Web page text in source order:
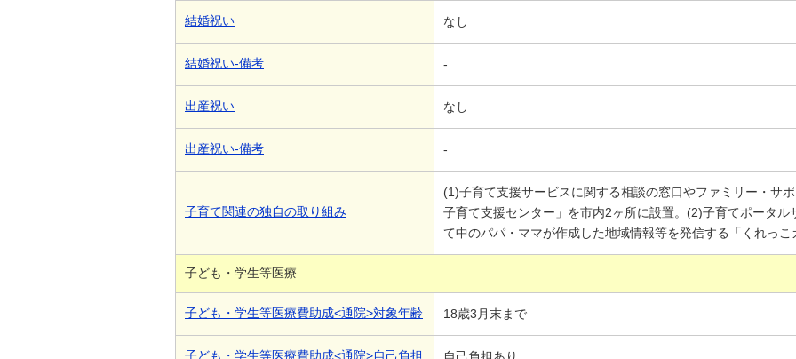
結婚祝い なし
結婚祝い-備考 -
出産祝い なし
出産祝い-備考 -
子育て関連の独自の取り組み
(1)子育て支援サービスに関する相談の窓口やファミリー・サ
子育て支援センター」を市内2ヶ所に設置。(2)子育てポータ
て中のパパ・ママが作成した地域情報等を発信する「くれっこ
子ども・学生等医療
子ども・学生等医療費助成<通院>対象年齢 18歳3月末まで
子ども・学生等医療費助成<通院>自己負担